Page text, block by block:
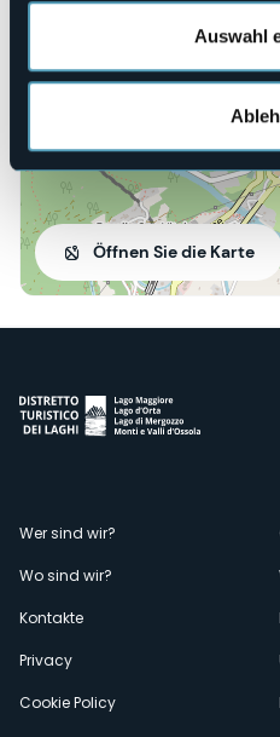
Auswahl
Öffnen Sie die Karte
Menù
secondario
Wer sind wir?
Wo sind wir?
Kontakte
Privacy
Cookie Policy